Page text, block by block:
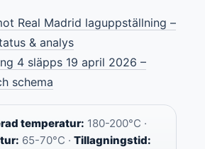
Real Madrid laguppställning –
& analys
4 släpps 19 april 2026 –
schema
temperatur: 180-200°C ·
65-70°C · Tillagningstid: